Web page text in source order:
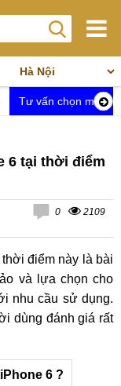
Tư vấn chọn mua
6 tại thời điểm
0 2109
điểm này là bài
và lựa chọn cho
nhu cầu sử dụng.
dùng đánh giá rất